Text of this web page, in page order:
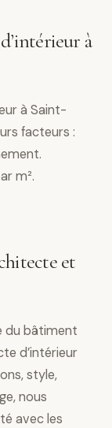
à
à Saint-
facteurs :
m².
et
du bâtiment
d’intérieur
style,
nous
avec les